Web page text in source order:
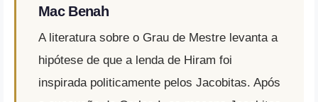
Mac Benah
A literatura sobre o Grau de Mestre levanta a
hipótese de que a lenda de Hiram foi
inspirada politicamente pelos Jacobitas. Após